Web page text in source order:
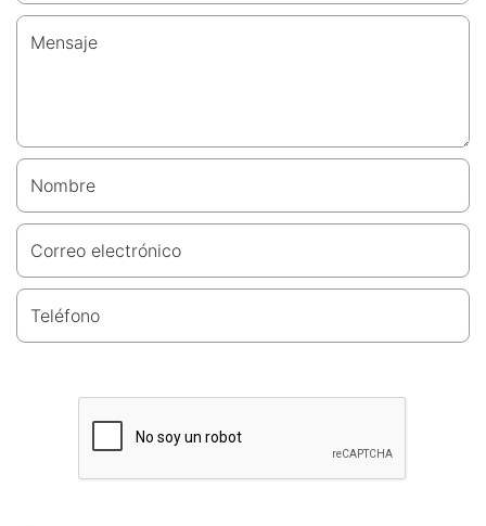
Mensaje
Nombre
Correo electrónico
Teléfono